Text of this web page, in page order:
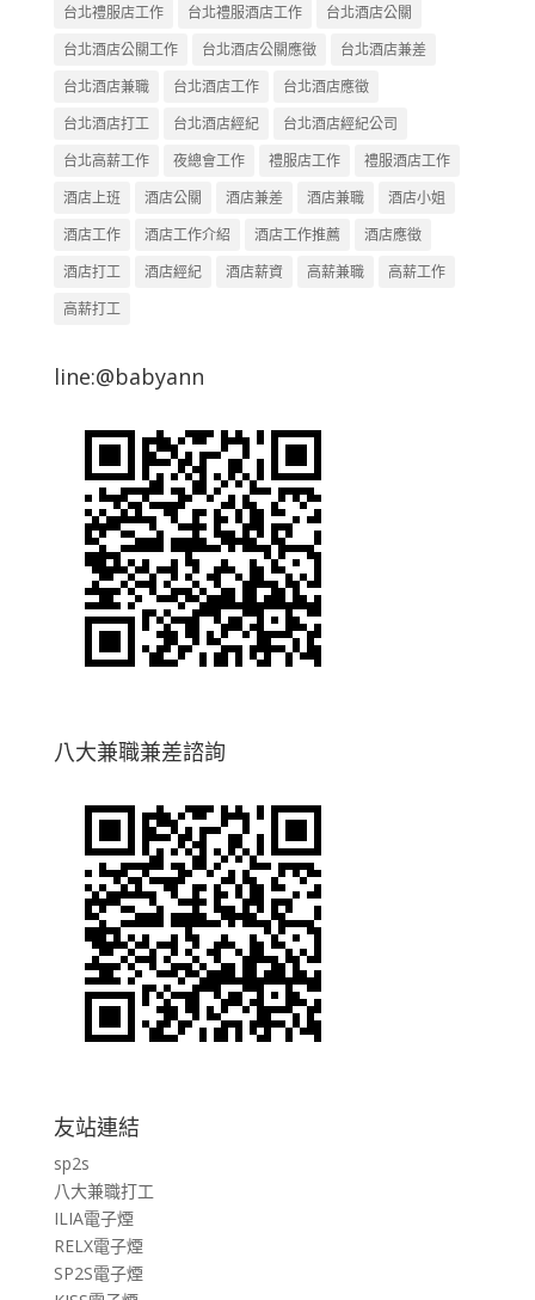
台北禮服店工作
台北禮服酒店工作
台北酒店公關
台北酒店公關工作
台北酒店公關應徵
台北酒店兼差
台北酒店兼職
台北酒店工作
台北酒店應徵
台北酒店打工
台北酒店經紀
台北酒店經紀公司
台北高薪工作
夜總會工作 禮服店工作
禮服酒店工作
酒店上班
酒店公關 酒店兼差 酒店兼職
酒店小姐
酒店工作
酒店工作介紹 酒店工作推薦
酒店應徵
酒店打工
酒店經紀 酒店薪資 高薪兼職
高薪工作
高薪打工
line:@babyann
八大兼職兼差諮詢
友站連結
sp2s
八大兼職打工
ILIA電子煙
RELX電子煙
SP2S電子煙